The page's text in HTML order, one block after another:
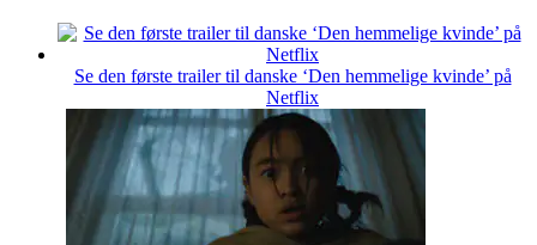
Se den første trailer til danske ‘Den hemmelige kvinde’ på
Netflix